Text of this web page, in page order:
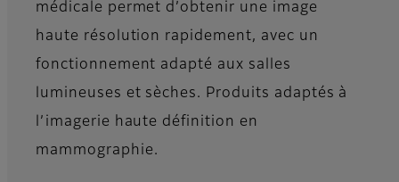
médicale permet d’obtenir une image
haute résolution rapidement, avec un
fonctionnement adapté aux salles
lumineuses et sèches. Produits adaptés à
l’imagerie haute définition en
mammographie.